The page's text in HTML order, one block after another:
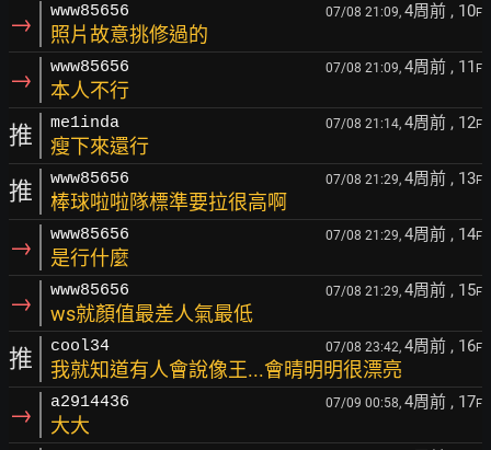
→ www85656 07/08 21:09, 4周前 , 10F
照片故意挑修過的
→ www85656 07/08 21:09, 4周前 , 11 F
本人不行
推 me1inda 07/08 21:14, 4周前 , 12F
瘦下來還行
推 www85656 07/08 21:29, 4周前 , 13F
棒球啦啦隊標準要拉很高啊
→ www85656 07/08 21:29, 4周前 , 14F
是行什麼
→ www85656 07/08 21:29, 4周前 , 15F
ws就顏值最差人氣最低
推 cool34 07/08 23:42, 4周前 , 16F
我就知道有人會說像王...會晴明明很漂亮
→ a2914436 07/09 00:58, 4周前 , 17F
大大